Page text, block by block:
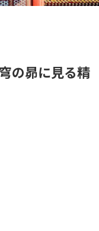
の昴に見る精